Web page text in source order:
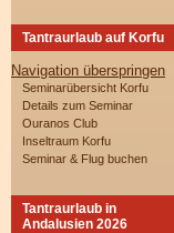
Tantraurlaub auf Korfu
Navigation überspringen
Seminarübersicht Korfu
Details zum Seminar
Ouranos Club
Inseltraum Korfu
Seminar & Flug buchen
Tantraurlaub in
Andalusien 2026